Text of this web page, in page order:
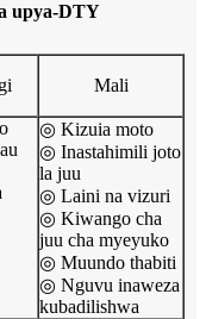
upya-DTY
Mali
◎ Kizuia moto
◎ Inastahimili joto
la juu
◎ Laini na vizuri
◎ Kiwango cha
juu cha myeyuko
◎ Muundo thabiti
◎ Nguvu inaweza
kubadilishwa